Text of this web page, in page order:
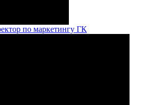
по маркетингу ГК